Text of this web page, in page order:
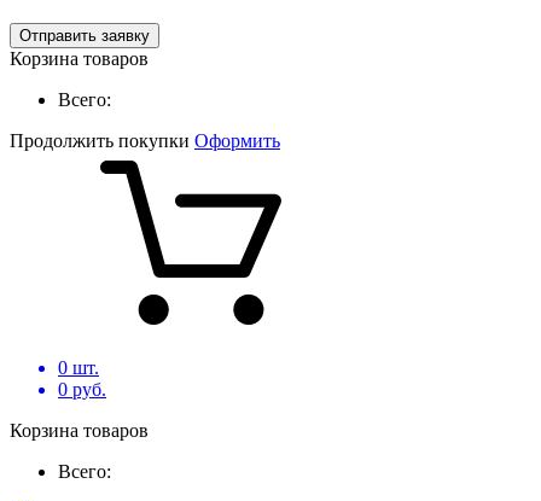
Отправить заявку
Корзина товаров
Всего:
Продолжить покупки Оформить
0 шт.
0 руб.
Корзина товаров
Всего: